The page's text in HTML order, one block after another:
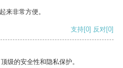
来非常方便。
支持[0] 反对[0]
级的安全性和隐私保护。